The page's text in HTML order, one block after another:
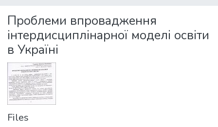
Statistics
Проблеми впровадження
інтердисциплінарної моделі освіти
в Україні
Files